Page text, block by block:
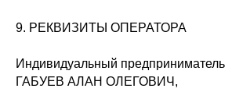
9. РЕКВИЗИТЫ ОПЕРАТОРА
Индивидуальный предприниматель
ГАБУЕВ АЛАН ОЛЕГОВИЧ,